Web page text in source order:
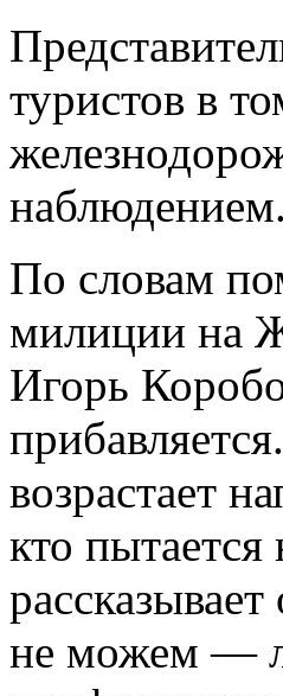
туристов в
наблюдением.
По словам
милиции на
Игорь
возрастает
кто
не можем —